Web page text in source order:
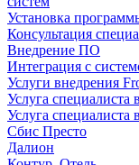
Установка
Консультация
Внедрение ПО
Интеграция с
Услуги внедрения
Услуга
Услуга специалиста
Сбис Престо
Далион